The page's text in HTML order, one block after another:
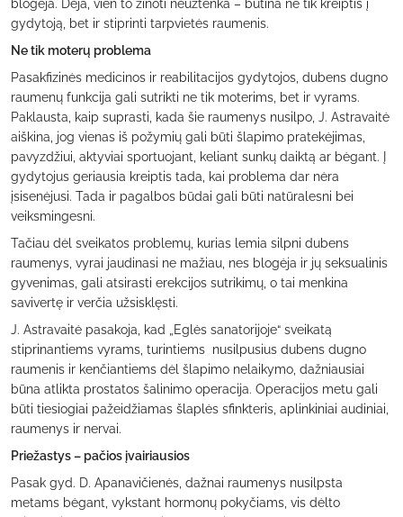
blogėja. Deja, vien to žinoti neužtenka – būtina ne tik kreiptis į
gydytoją, bet ir stiprinti tarpvietės raumenis.
Ne tik moterų problema
Pasakfizinės medicinos ir reabilitacijos gydytojos, dubens dugno
raumenų funkcija gali sutrikti ne tik moterims, bet ir vyrams.
Paklausta, kaip suprasti, kada šie raumenys nusilpo, J. Astravaitė
aiškina, jog vienas iš požymių gali būti šlapimo pratekėjimas,
pavyzdžiui, aktyviai sportuojant, keliant sunkų daiktą ar bėgant. Į
gydytojus geriausia kreiptis tada, kai problema dar nėra
įsisenėjusi. Tada ir pagalbos būdai gali būti natūralesni bei
veiksmingesni.
Tačiau dėl sveikatos problemų, kurias lemia silpni dubens
raumenys, vyrai jaudinasi ne mažiau, nes blogėja ir jų seksualinis
gyvenimas, gali atsirasti erekcijos sutrikimų, o tai menkina
savivertę ir verčia užsisklęsti.
J. Astravaitė pasakoja, kad „Eglės sanatorijoje“ sveikatą
stiprinantiems vyrams, turintiems nusilpusius dubens dugno
raumenis ir kenčiantiems dėl šlapimo nelaikymo, dažniausiai
būna atlikta prostatos šalinimo operacija. Operacijos metu gali
būti tiesiogiai pažeidžiamas šlaplės sfinkteris, aplinkiniai audiniai,
raumenys ir nervai.
Priežastys – pačios įvairiausios
Pasak gyd. D. Apanavičienės, dažnai raumenys nusilpsta
metams bėgant, vykstant hormonų pokyčiams, vis dėlto